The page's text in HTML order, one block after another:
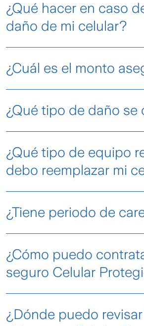
¿Qué hacer en caso
daño de mi celular?
manera fácil y rápida, siguiendo
Ingresa aquíy coloca los
asegurado.
Completa la información
¡Y listo!Tu solicitud será
¿Cuál es el monto
¿Qué tipo de daño se
¿Qué tipo de equipo
debo reemplazar mi
¿Tiene periodo de
¿Cómo puedo
seguro Celular
¿Dónde puedo